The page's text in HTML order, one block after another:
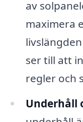
av
maximera
ser till att
regler och
Underhåll